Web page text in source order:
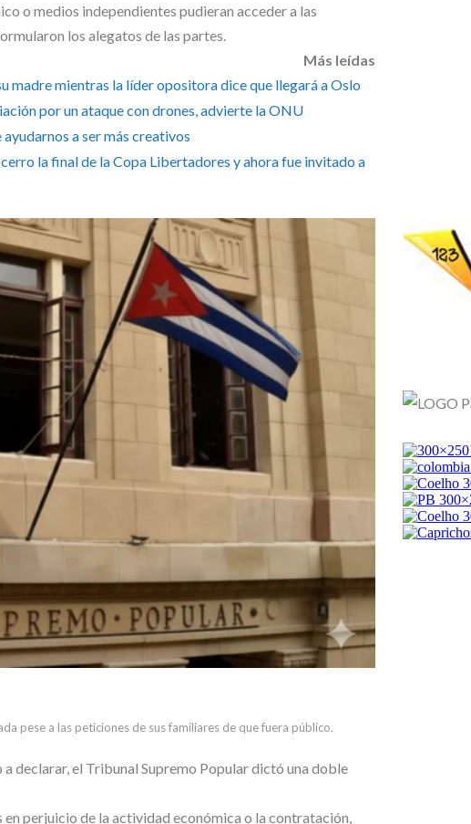
o medios independientes pudieran acceder a las
los alegatos de las partes.
Más leídas
madre mientras la líder opositora dice que llegará a Oslo
por un ataque con drones, advierte la ONU
a ser más creativos
la final de la Copa Libertadores y ahora fue invitado a
pese a las peticiones de sus familiares de que fuera público.
declarar, el Tribunal Supremo Popular dictó una doble
perjuicio de la actividad económica o la contratación,